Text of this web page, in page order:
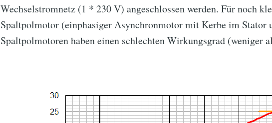
Wechselstromnetz (1 * 230 V) angeschlossen werden. Für noch
Spaltpolmotor (einphasiger Asynchronmotor mit Kerbe im Stator
Spaltpolmotoren haben einen schlechten Wirkungsgrad (weniger